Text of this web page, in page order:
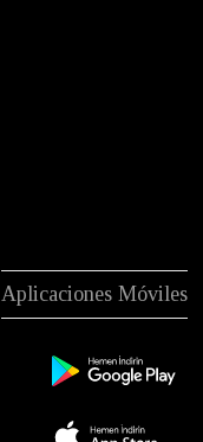
Aplicaciones Móviles